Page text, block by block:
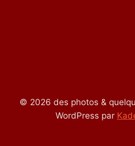
© 2026 des photos &
WordPress par